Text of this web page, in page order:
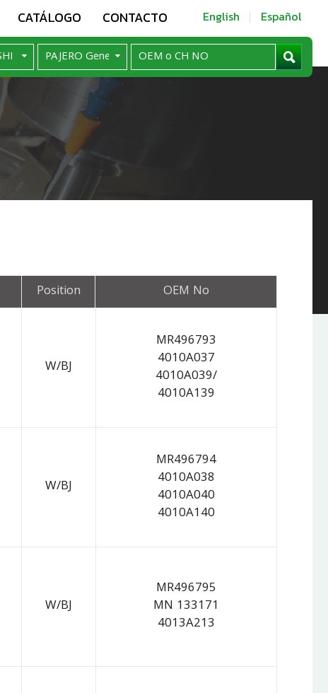
CATÁLOGO CONTACTO English Español
Position OEM No
W/BJ
MR496793
4010A037
4010A039/
4010A139
W/BJ
MR496794
4010A038
4010A040
4010A140
W/BJ
MR496795
MN 133171
4013A213